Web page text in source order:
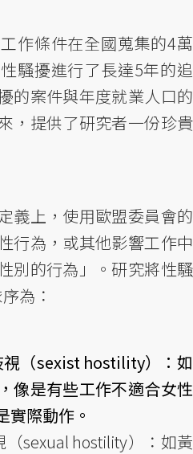
作條件在全國蒐集的4萬
騷擾進行了長達5年的追
的案件與年度就業人口的
，提供了研究者一份珍貴
義上，使用歐盟委員會的
行為，或其他影響工作中
別的行為」。研究將性騷
為：
視（sexist hostility）：如
像是有些工作不適合女性
實際動作。
（sexual hostility）：如黃